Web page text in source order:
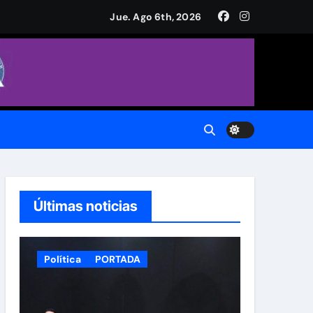
de Armas
Jue. Ago 6th, 2026
Últimas noticias
Política PORTADA